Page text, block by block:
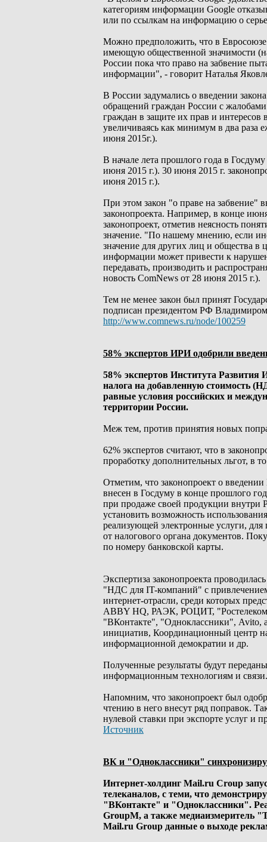
категориям информации Google
или по ссылкам на информацию о
Можно предположить, что в
имеющую общественной значимости
России пока что право на забвение
информации", - говорит Наталья
В России задумались о введении
обращений граждан России с
граждан в защите их прав и интересов
увеличиваясь как минимум в два раза
июня 2015г.).
В начале лета прошлого года в
июня 2015 г.). 30 июня 2015 г.
июня 2015 г.).
При этом закон "о праве на забвение"
законопроекта. Например, в конце
законопроект, отметив неясность
значение. "По нашему мнению, если
значение для других лиц и общества в
информации может привести к
передавать, производить и
новость ComNews от 28 июня 2015 г.).
Тем не менее закон был принят
подписан президентом РФ
http://www.comnews.ru/node/100259
58% экспертов ИРИ одобрили
58% экспертов Института Развития
налога на добавленную стоимость
равные условия российских и
территории России.
Меж тем, против принятия новых
62% экспертов считают, что в
проработку дополнительных льгот, в
Отметим, что законопроект о
внесен в Госдуму в конце прошлого
при продаже своей продукции внутри
установить возможность
реализующей электронные услуги,
от налогового органа документов.
по номеру банковской карты.
Экспертиза законопроекта
"НДС для IT-компаний" с
интернет-отрасли, среди которых
ABBY HQ, РАЭК, РОЦИТ,
"ВКонтакте", "Одноклассники", Avito, а
инициатив, Координационный центр
информационной демократии и др.
Полученные результаты будут
информационным технологиям и связи.
Напомним, что законопроект был
чтению в него внесут ряд поправок.
нулевой ставки при экспорте услуг и
Источник
ВК и "Одноклассники"
Интернет-холдинг Mail.ru Croup
телеканалов, с теми, что
"ВКонтакте" и "Одноклассники".
GroupM, а также медиаизмеритель
Mail.ru Group данные о выходе